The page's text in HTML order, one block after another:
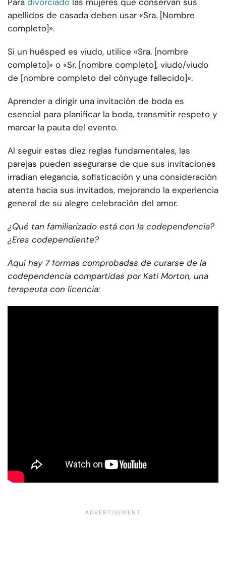
apellidos de casada deben usar «Sra. [Nombre
completo]».
Si un huésped es viudo, utilice «Sra. [nombre
completo]» o «Sr. [nombre completo], viudo/viudo
de [nombre completo del cónyuge fallecido]».
Aprender a dirigir una invitación de boda es
esencial para planificar la boda, transmitir respeto y
marcar la pauta del evento.
Al seguir estas diez reglas fundamentales, las
parejas pueden asegurarse de que sus invitaciones
irradian elegancia, sofisticación y una consideración
atenta hacia sus invitados, mejorando la experiencia
general de su alegre celebración del amor.
¿Qué tan familiarizado está con la codependencia?
¿Eres codependiente?
Aquí hay 7 formas comprobadas de curarse de la
codependencia compartidas por Kati Morton, una
terapeuta con licencia: